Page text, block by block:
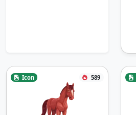
Icon 589